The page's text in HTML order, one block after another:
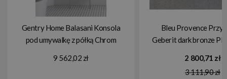
Gentry Home Balasani Konsola
pod umywalkę z półką Chrom
9 562,02 zł
Bleu Provence
Geberit dark bronze
2 800,71 zł
3 111,90 zł